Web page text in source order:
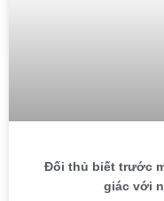
Đối thủ biết trước
giác với